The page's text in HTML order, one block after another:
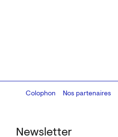
Newsletter
Colophon
Design:Marcel Kaczmarek,
Nos partenaires